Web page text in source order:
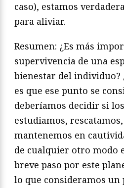
caso), estamos
para aliviar.
Resumen: ¿Es más
supervivencia de una
bienestar del
es que ese punto se
deberíamos decidir si
estudiamos,
mantenemos en
de cualquier otro modo
breve paso por este
lo que consideramos